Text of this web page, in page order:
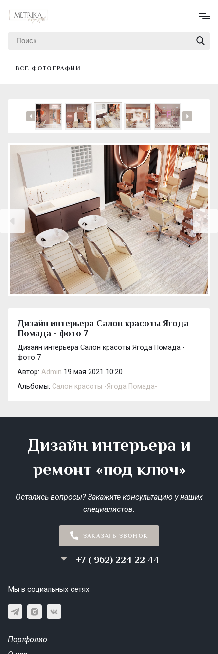
ВСЕ ФОТОГРАФИИ
Дизайн интерьера Салон красоты Ягода
Помада - фото 7
Дизайн интерьера Салон красоты Ягода Помада -
фото 7
Автор: Admin 19 мая 2021 10:20
Альбомы: Салон красоты -Ягода Помада-
Дизайн интерьера и
ремонт «под ключ»
Остались вопросы? Закажите консультацию у наших
специалистов.
ЗАКАЗАТЬ ЗВОНОК
+7 ( 962) 224 22 44
Мы в социальных сетях
Портфолио